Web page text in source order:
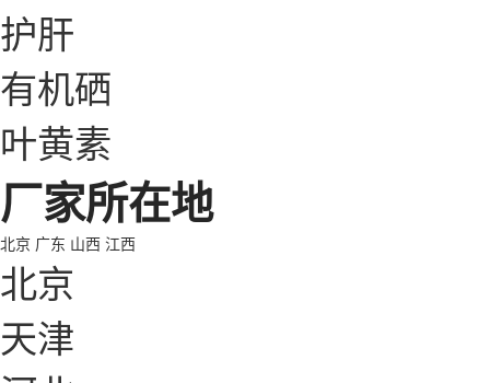
护肝
有机硒
叶黄素
厂家所在地
北京 广东 山西 江西
北京
天津